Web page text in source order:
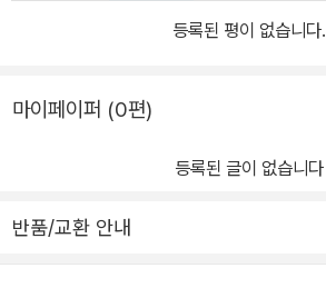
등록된 평이 없습니다.
마이페이퍼 (0편)
등록된 글이 없습니다
반품/교환 안내